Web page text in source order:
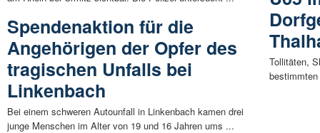
Spendenaktion für die
Angehörigen der Opfer des
tragischen Unfalls bei
Linkenbach
Bei einem schweren Autounfall in Linkenbach kamen drei
junge Menschen im Alter von 19 und 16 Jahren ums ...
Tollitäten,